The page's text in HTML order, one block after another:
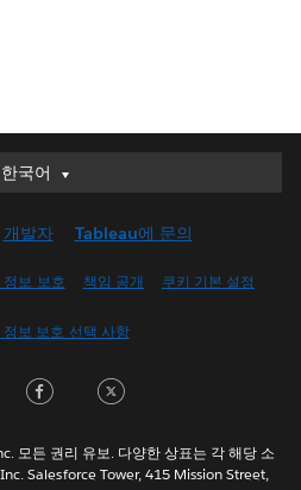
한국어
한국어
(UK)
(Canada)
Italiano
개발자 Tableau에 문의
정보 보호 책임 공개 쿠키 기본 설정
정보 보호 선택 사항
LinkedInFacebook
모든 권리 유보. 다양한 상표는 각 해당 소
Salesforce Tower, 415 Mission Street,